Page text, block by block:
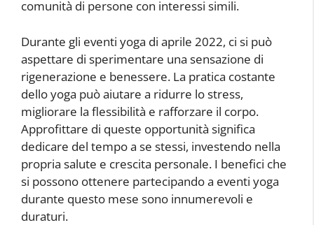
comunità di persone con interessi simili.
Durante gli eventi yoga di aprile 2022, ci si può
aspettare di sperimentare una sensazione di
rigenerazione e benessere. La pratica costante
dello yoga può aiutare a ridurre lo stress,
migliorare la flessibilità e rafforzare il corpo.
Approfittare di queste opportunità significa
dedicare del tempo a se stessi, investendo nella
propria salute e crescita personale. I benefici che
si possono ottenere partecipando a eventi yoga
durante questo mese sono innumerevoli e
duraturi.